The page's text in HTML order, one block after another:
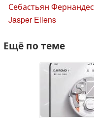
Себастьян Фернандес
Jasper Ellens
Ещё по теме